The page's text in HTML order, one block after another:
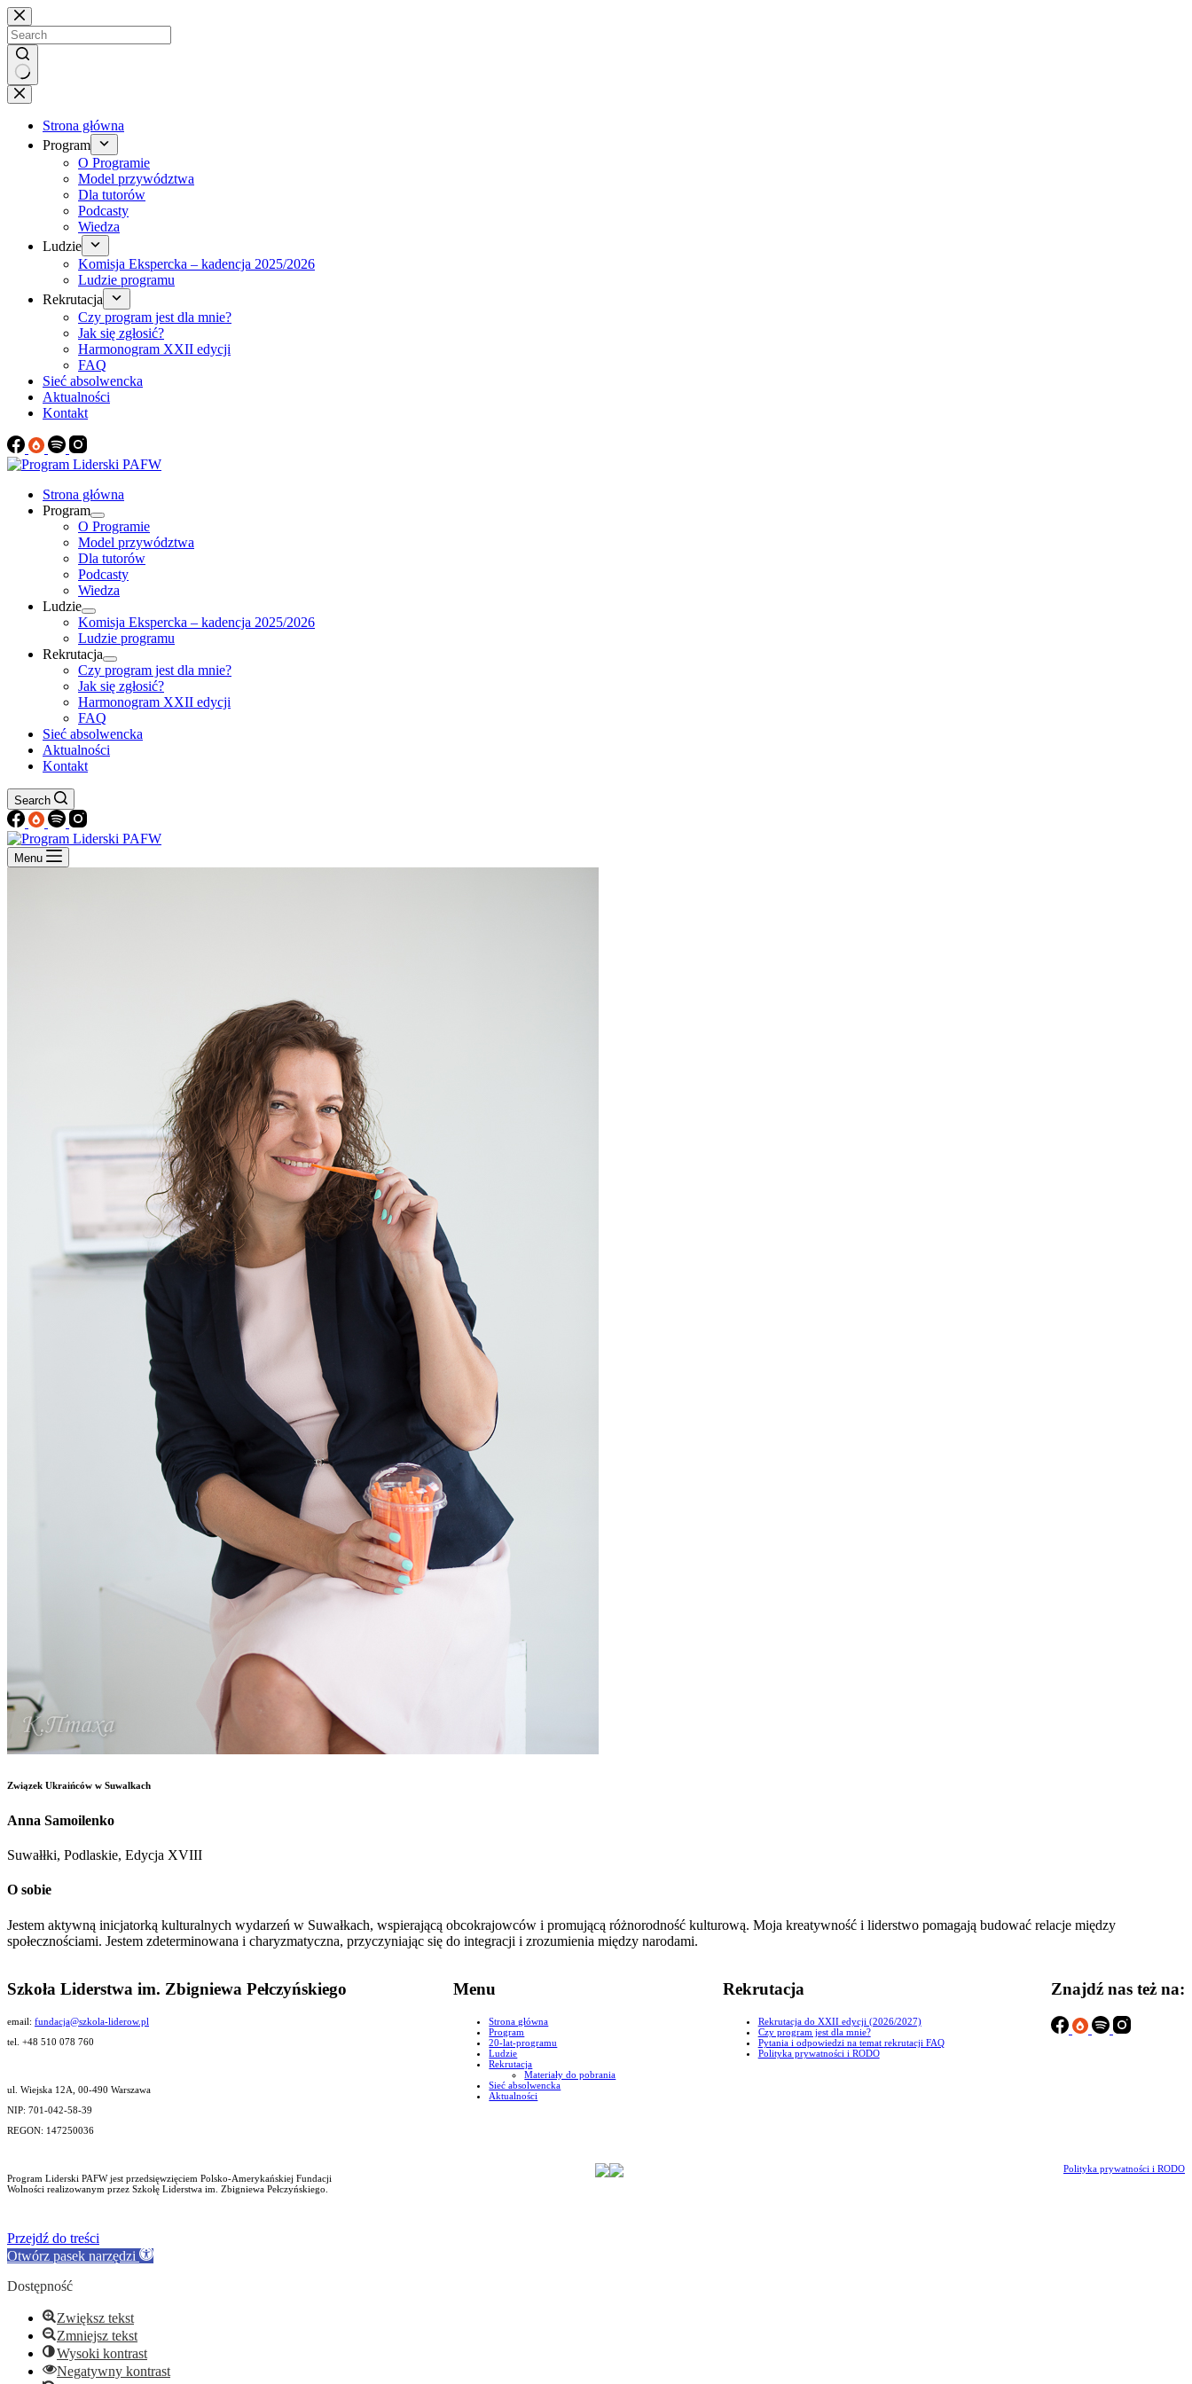
Brak
wyników
Strona główna
Program
O Programie
Model przywództwa
Dla tutorów
Podcasty
Wiedza
Ludzie
Komisja Ekspercka – kadencja 2025/2026
Ludzie programu
Rekrutacja
Czy program jest dla mnie?
Jak się zgłosić?
Harmonogram XXII edycji
FAQ
Sieć absolwencka
Aktualności
Kontakt
Strona główna
Program
O Programie
Model przywództwa
Dla tutorów
Podcasty
Wiedza
Ludzie
Komisja Ekspercka – kadencja 2025/2026
Ludzie programu
Rekrutacja
Czy program jest dla mnie?
Jak się zgłosić?
Harmonogram XXII edycji
FAQ
Sieć absolwencka
Aktualności
Kontakt
Search
Menu
Związek Ukraińców w Suwalkach
Anna Samoilenko
Suwałłki, Podlaskie, Edycja XVIII
O sobie
Jestem aktywną inicjatorką kulturalnych wydarzeń w Suwałkach, wspierającą obcokrajowców i promującą różnorodność kulturową. Moja kreatywność i liderstwo pomagają budować relacje między
społecznościami. Jestem zdeterminowana i charyzmatyczna, przyczyniając się do integracji i zrozumienia między narodami.
Szkoła Liderstwa im. Zbigniewa Pełczyńskiego
email: fundacja@szkola-liderow.pl
tel. +48 510 078 760
ul. Wiejska 12A, 00-490 Warszawa
NIP: 701-042-58-39
REGON: 147250036
Menu
Strona główna
Program
20-lat-programu
Ludzie
Rekrutacja
Materiały do pobrania
Sieć absolwencka
Aktualności
Rekrutacja
Rekrutacja do XXII edycji (2026/2027)
Czy program jest dla mnie?
Pytania i odpowiedzi na temat rekrutacji FAQ
Polityka prywatności i RODO
Znajdź nas też na:
Program Liderski PAFW jest przedsięwzięciem Polsko-Amerykańskiej Fundacji
Wolności realizowanym przez Szkołę Liderstwa im. Zbigniewa Pełczyńskiego.
Polityka prywatności i RODO
Przejdź do treści
Otwórz pasek narzędzi
Dostępność
Zwiększ tekst
Zmniejsz tekst
Wysoki kontrast
Negatywny kontrast